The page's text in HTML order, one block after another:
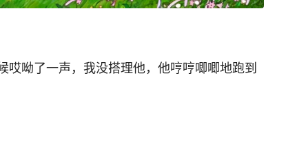
哎呦了一声，我没搭理他，他哼哼唧唧地跑到